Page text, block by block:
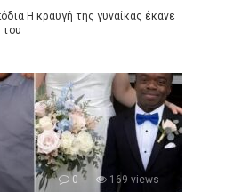
Η κραυγή της γυναίκας έκανε
του
0 169 views